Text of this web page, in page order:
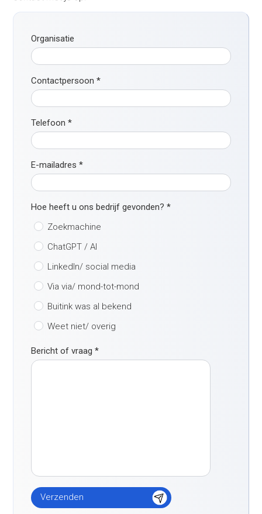
Organisatie
Contactpersoon*
Telefoon*
E-mailadres*
Hoe heeft u ons bedrijf gevonden?*
Zoekmachine
ChatGPT / AI
LinkedIn/ social media
Via via/ mond-tot-mond
Buitink was al bekend
Weet niet/ overig
Bericht of vraag*